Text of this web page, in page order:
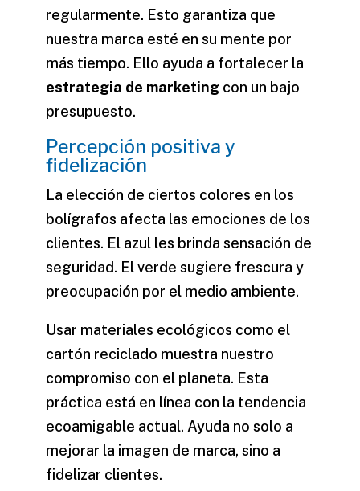
regularmente. Esto garantiza que
nuestra marca esté en su mente por
más tiempo. Ello ayuda a fortalecer la
estrategia de marketingcon un bajo
presupuesto.
Percepción positiva y
fidelización
La elección de ciertos colores en los
bolígrafos afecta las emociones de los
clientes. El azul les brinda sensación de
seguridad. El verde sugiere frescura y
preocupación por el medio ambiente.
Usar materiales ecológicos como el
cartón reciclado muestra nuestro
compromiso con el planeta. Esta
práctica está en línea con la tendencia
ecoamigable actual. Ayuda no solo a
mejorar la imagen de marca, sino a
fidelizar clientes.